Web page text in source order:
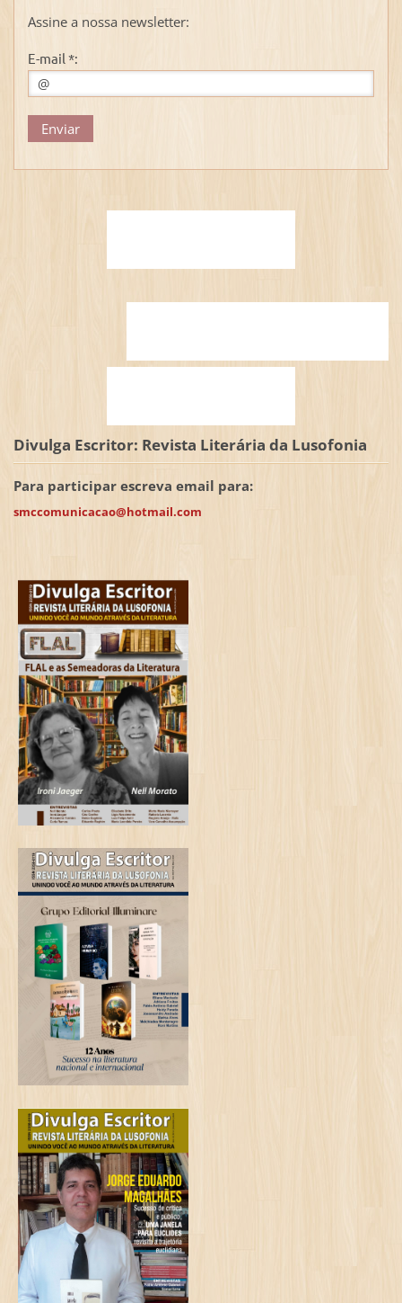
Assine a nossa newsletter:
E-mail *:
Divulga Escritor: Revista Literária da Lusofonia
Para participar escreva email para:
smccomunicacao@hotmail.com